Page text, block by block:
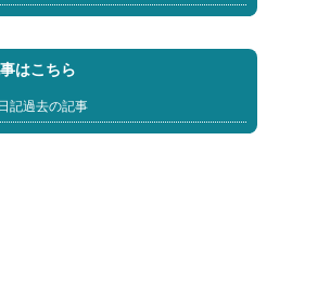
はこちら
記過去の記事